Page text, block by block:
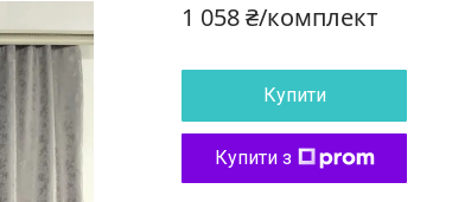
1 058 ₴/комплект
Купити
Купити з